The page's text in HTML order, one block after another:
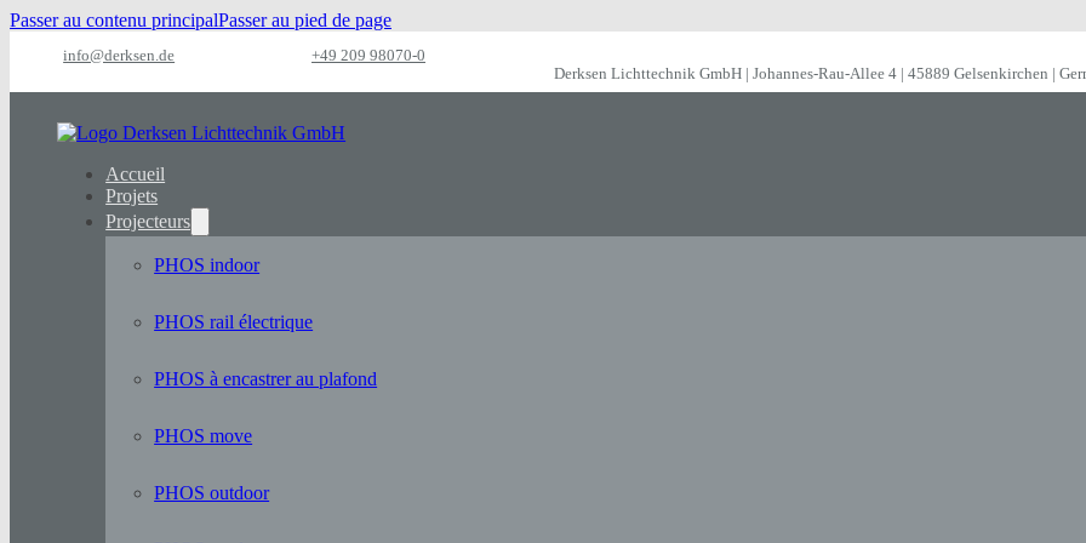
Passer au contenu principalPasser au pied de page
info@derksen.de
+49 209 98070-0
Derksen Lichttechnik GmbH | Johannes-Rau-Allee 4 | 45889 Gelsenkirchen |
Accueil
Projets
Projecteurs
PHOS indoor
PHOS rail électrique
PHOS à encastrer au plafond
PHOS move
PHOS outdoor